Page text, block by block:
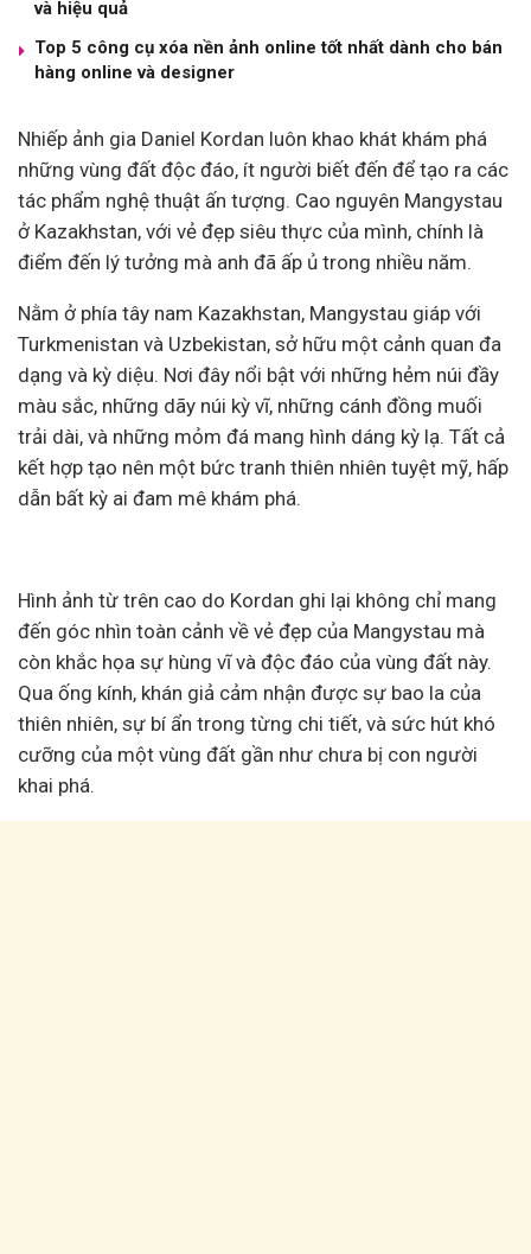
và hiệu quả
Top 5 công cụ xóa nền ảnh online tốt nhất dành cho bán
hàng online và designer
Nhiếp ảnh gia Daniel Kordan luôn khao khát khám phá
những vùng đất độc đáo, ít người biết đến để tạo ra các
tác phẩm nghệ thuật ấn tượng. Cao nguyên Mangystau
ở Kazakhstan, với vẻ đẹp siêu thực của mình, chính là
điểm đến lý tưởng mà anh đã ấp ủ trong nhiều năm.
Nằm ở phía tây nam Kazakhstan, Mangystau giáp với
Turkmenistan và Uzbekistan, sở hữu một cảnh quan đa
dạng và kỳ diệu. Nơi đây nổi bật với những hẻm núi đầy
màu sắc, những dãy núi kỳ vĩ, những cánh đồng muối
trải dài, và những mỏm đá mang hình dáng kỳ lạ. Tất cả
kết hợp tạo nên một bức tranh thiên nhiên tuyệt mỹ, hấp
dẫn bất kỳ ai đam mê khám phá.
Hình ảnh từ trên cao do Kordan ghi lại không chỉ mang
đến góc nhìn toàn cảnh về vẻ đẹp của Mangystau mà
còn khắc họa sự hùng vĩ và độc đáo của vùng đất này.
Qua ống kính, khán giả cảm nhận được sự bao la của
thiên nhiên, sự bí ẩn trong từng chi tiết, và sức hút khó
cưỡng của một vùng đất gần như chưa bị con người
khai phá.